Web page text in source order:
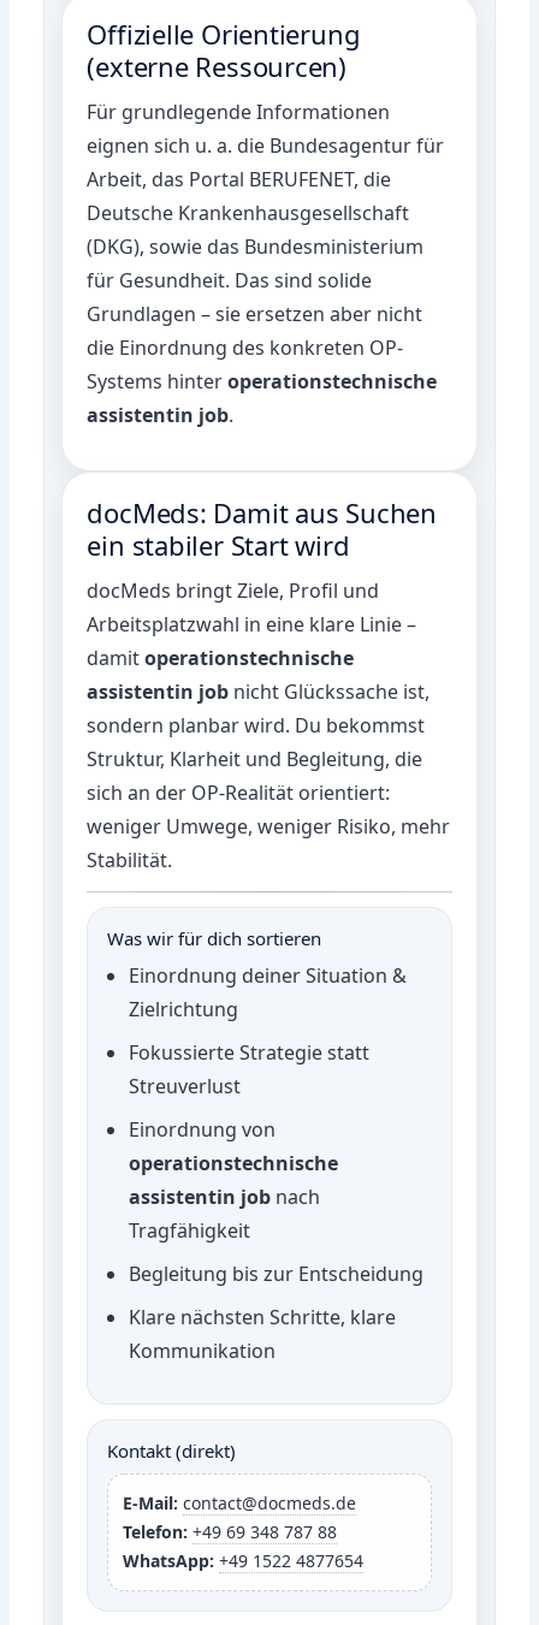
Offizielle Orientierung
(externe Ressourcen)
Für grundlegende Informationen
eignen sich u. a. die Bundesagentur für
Arbeit, das Portal BERUFENET, die
Deutsche Krankenhausgesellschaft
(DKG), sowie das Bundesministerium
für Gesundheit. Das sind solide
Grundlagen – sie ersetzen aber nicht
die Einordnung des konkreten OP-
Systems hinteroperationstechnische
assistentin job.
docMeds: Damit aus Suchen
ein stabiler Start wird
docMeds bringt Ziele, Profil und
Arbeitsplatzwahl in eine klare Linie –
damitoperationstechnische
assistentin job nicht Glückssache ist,
sondern planbar wird. Du bekommst
Struktur, Klarheit und Begleitung, die
sich an der OP-Realität orientiert:
weniger Umwege, weniger Risiko, mehr
Stabilität.
Was wir für dich sortieren
Einordnung deiner Situation &
Zielrichtung
Fokussierte Strategie statt
Streuverlust
Einordnung von
operationstechnische
assistentin job nach
Tragfähigkeit
Begleitung bis zur Entscheidung
Klare nächsten Schritte, klare
Kommunikation
Kontakt (direkt)
E-Mail: contact@docmeds.de
Telefon: +49 69 348 787 88
WhatsApp: +49 1522 4877654